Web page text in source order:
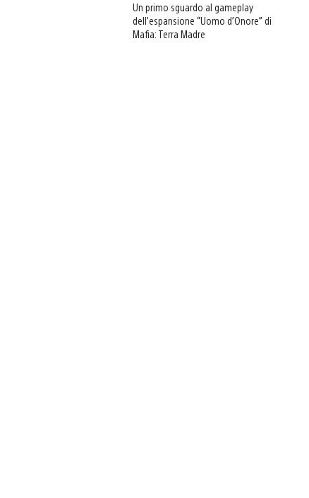
Un primo sguardo al gameplay
dell’espansione “Uomo d’Onore” di
Mafia: Terra Madre